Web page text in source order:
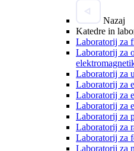
Nazaj
Katedre in
Laboratorij za
Laboratorij za
Laboratorij za
Laboratorij za
Laboratorij za
Laboratorij za
Laboratorij za
Laboratorij za
Laboratorij za
Laboratorij za